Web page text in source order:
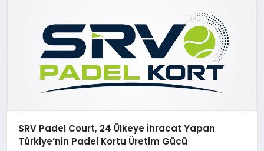
SRV Padel Court, 24 Ülkeye İhracat Yapan
Türkiye’nin Padel Kortu Üretim Gücü